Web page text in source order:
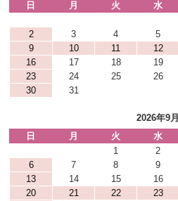
日
月 火 水
2
3 4 5
9
10 11 12
16
17 18 19
23
24 25 26
30
31
2026年9月
日
月 火 水
1
2
6
7 8 9
13
14 15 16
20
21 22 23